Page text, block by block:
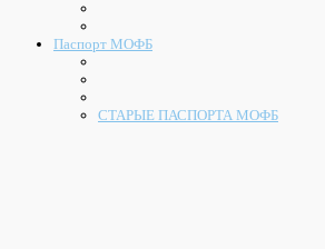
Паспорт МОФБ
СТАРЫЕ ПАСПОРТА МОФБ